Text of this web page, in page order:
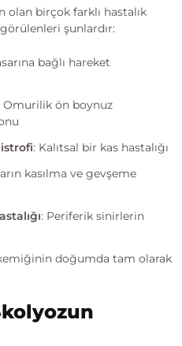
olan birçok farklı hastalık
şunlardır:
bağlı hareket
Omurilik ön boynuz
: Kalıtsal bir kas hastalığı
kasılma ve gevşeme
: Periferik sinirlerin
doğumda tam olarak